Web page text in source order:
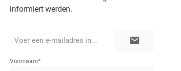
informiert werden.
mailadres*
Voornaam*